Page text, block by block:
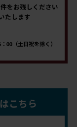
をお残しください
たします
00（土日祝を除く）
こちら